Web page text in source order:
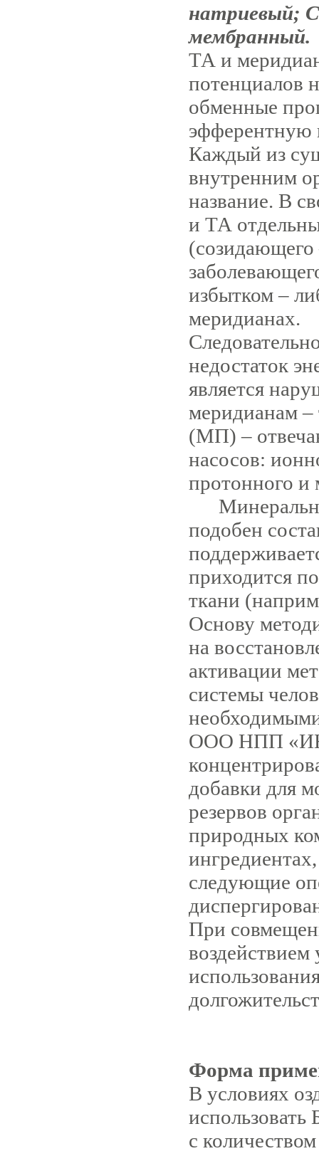
натриевый;
мембранный.
ТА и
потенциалов
обменные
эфферентную
Каждый из
внутренним
название. В
и ТА
(созидающего
избытком –
меридианах.
недостаток
является
меридианам
(МП) –
насосов:
протонного и
подобен
приходится
ткани
Основу
на
активации
системы
ООО НПП
добавки для
резервов
природных
следующие
При
Форма
В условиях
с